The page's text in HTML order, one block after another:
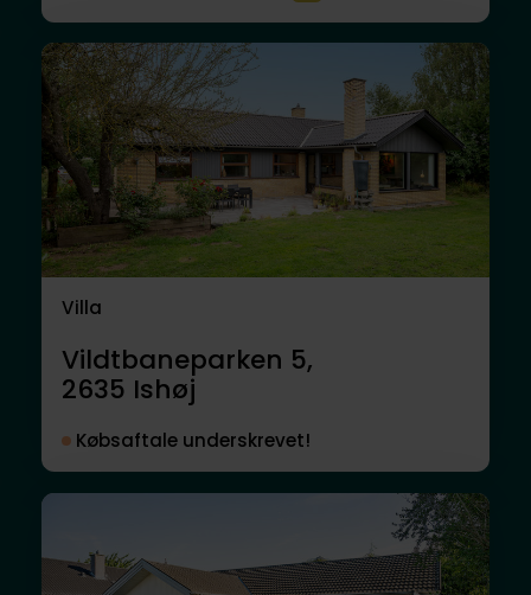
Villa
Vildtbaneparken 5,
2635 Ishøj
Købsaftale underskrevet!